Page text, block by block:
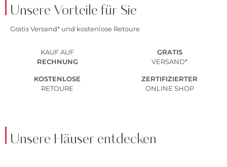
Unsere Vorteile für Sie
Gratis Versand* und kostenlose Retoure
KAUF AUF
RECHNUNG
GRATIS
VERSAND*
KOSTENLOSE
RETOURE
ZERTIFIZIERTER
ONLINE SHOP
Unsere Häuser entdecken